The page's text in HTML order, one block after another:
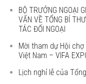
BỘ TRƯỞNG NGOẠI
VẤN VỀ TỔNG BÍ
TÁC ĐỐI NGOẠI
Mời tham dự Hội
Việt Nam – VIFA
Lịch nghỉ lễ của